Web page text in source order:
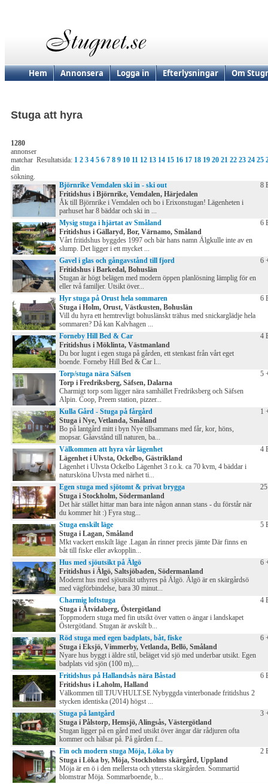
Hem Annonsera Logga in Efterlysningar Om
Stuga att hyra
1280
annonser
matchar
din
sökning.
Resultatsida: 1 2 3 4 5 6 7 8 9 10 11 12 13 14 15 16 17 18 19 20 21 22 23 24 25
Björnrike Vemdalen ski in - ski out
Fritidshus i Björnrike, Vemdalen, Härjedalen
Åk till Björnrike i Vemdalen och bo i Erixonstugan! Lägenheten i
parhuset har 8 bäddar och ski in ...
8
Mysig stuga i hjärtat av Småland
Fritidshus i Gällaryd, Bor, Värnamo, Småland
Vårt fritidshus byggdes 1997 och bär hans namn Älgkulle inte av en
slump. Det ligger i ett mycket ...
6
Gavel i glas och gångavstånd till fjord
Fritidshus i Barkedal, Bohuslän
Stugan är högt belägen med modern öppen planlösning lämplig för en
eller två familjer. Utsikt över...
6
Hyr stuga på Orust hela sommaren
Stuga i Holm, Orust, Västkusten, Bohuslän
Vill du hyra ett hemtrevligt bohuslänskt trähus med snickarglädje hela
sommaren? Då kan Kalvhagen ...
6
Forneby Hill Bed & Car
Fritidshus i Möklinta, Västmanland
Du bor lugnt i egen stuga på gården, ett stenkast från vårt eget
boende. Forneby Hill Bed & Car l...
4
Torp/stuga nära Säfsen
Torp i Fredriksberg, Säfsen, Dalarna
Charmigt torp som ligger nära samhället Fredriksberg och Säfsen
Alpin. Coop, Preem station, pizzer...
5
Kulla Gård - Stuga på fårgård
Stuga i Nye, Vetlanda, Småland
Bo på lantgård mitt i byn Nye tillsammans med får, kor, höns,
mopsar. Gåavstånd till naturen, ba...
1
Välkommen att hyra vår lägenhet
Lägenhet i Ulvsta, Ockelbo, Gästrikland
Lägenhet i Ulvsta Ockelbo Lägenhet 3 r.o.k. ca 70 kvm, 4 bäddar i
natursköna Ulvsta med närhet ti...
4
Egen stuga med sjötomt & privat brygga
Stuga i Stockholm, Södermanland
Det här stället hittar man bara inte någon annan stans - du förstår när
du kommer hit :) Fyra stug...
Stuga enskilt läge
Stuga i Lagan, Småland
Mkt vackert enskilt läge .Lagan ån rinner precis jämte Där finns en
båt till fiske eller avkopplin...
5
Hus med sjöutsikt på Älgö
Fritidshus i Älgö, Saltsjöbaden, Södermanland
Modernt hus med sjöutsikt uthyres på Älgö. Älgö är en skärgårdsö
med vägförbindelse, bara 30 minut...
6
Charmig loftstuga
Stuga i Åtvidaberg, Östergötland
Toppmodern stuga med fin utsikt över vatten o ängar i landskapet
Östergötland. Stugan är avskilt b...
4
Röd stuga med egen badplats, båt, fiske
Stuga i Eksjö, Vimmerby, Vetlanda, Bellö, Småland
Nyare hus byggt i äldre stil, beläget vid sjö med underbar utsikt. Egen
badplats vid sjön (100 m),...
6
Fritidshus på Hallandsås nära Båstad
Fritidshus i Laholm, Halland
Välkommen till TJUVHULT.SE Nybyggda vinterbonade fritidshus 2
stycken identiska (2014) högst ...
6
Stuga på lantgård
Stuga i Pålstorp, Hemsjö, Alingsås, Västergötland
Stugan ligger på en gård med utsikt över ängar där rådjuren ofta
kommer och hälsar på. På gården f...
3
Fin och modern stuga Möja, Löka by
Stuga i Löka by, Möja, Stockholms skärgård, Uppland
Möja är en ö i den mellersta och yttersta skärgården. Sommartid
blomstrar Möja. Sommarboende, b...
2